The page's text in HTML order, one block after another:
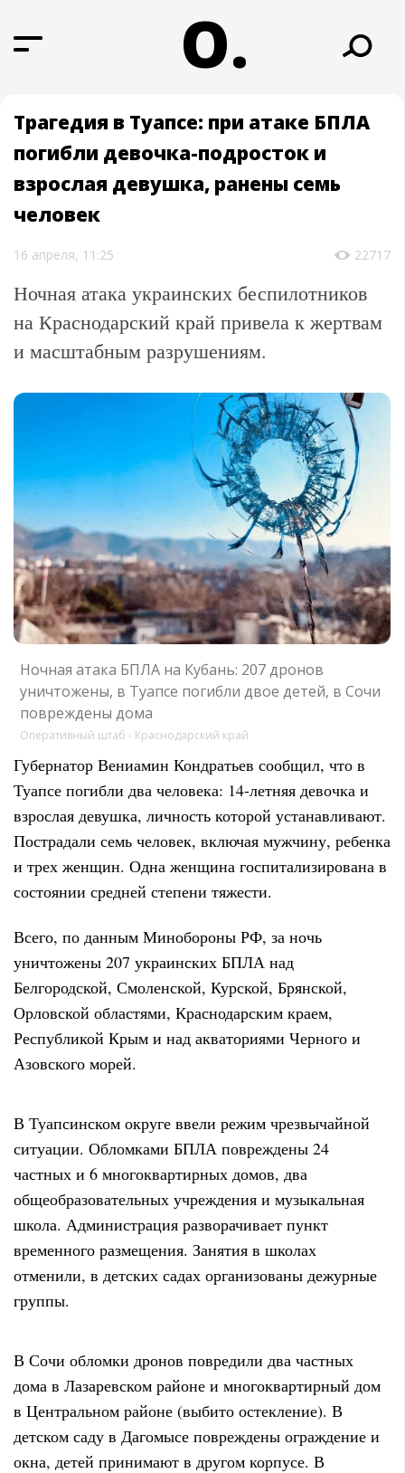
О.
Трагедия в Туапсе: при атаке БПЛА
погибли девочка-подросток и
взрослая девушка, ранены семь
человек
16 апреля, 11:25 22717
Ночная атака украинских беспилотников
на Краснодарский край привела к жертвам
и масштабным разрушениям.
Ночная атака БПЛА на Кубань: 207 дронов
уничтожены, в Туапсе погибли двое детей, в Сочи
повреждены дома
Оперативный штаб - Краснодарский край
Губернатор Вениамин Кондратьев сообщил, что в
Туапсе погибли два человека: 14-летняя девочка и
взрослая девушка, личность которой устанавливают.
Пострадали семь человек, включая мужчину, ребенка
и трех женщин. Одна женщина госпитализирована в
состоянии средней степени тяжести.
Всего, по данным Минобороны РФ, за ночь
уничтожены 207 украинских БПЛА над
Белгородской, Смоленской, Курской, Брянской,
Орловской областями, Краснодарским краем,
Республикой Крым и над акваториями Черного и
Азовского морей.
В Туапсинском округе ввели режим чрезвычайной
ситуации. Обломками БПЛА повреждены 24
частных и 6 многоквартирных домов, два
общеобразовательных учреждения и музыкальная
школа. Администрация разворачивает пункт
временного размещения. Занятия в школах
отменили, в детских садах организованы дежурные
группы.
В Сочи обломки дронов повредили два частных
дома в Лазаревском районе и многоквартирный дом
в Центральном районе (выбито остекление). В
детском саду в Дагомысе повреждены ограждение и
окна, детей принимают в другом корпусе. В